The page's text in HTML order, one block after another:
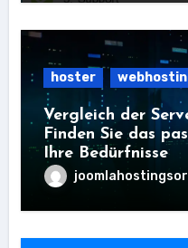
hoster
Vergleich der
Finden Sie das
Ihre Bedürfnisse